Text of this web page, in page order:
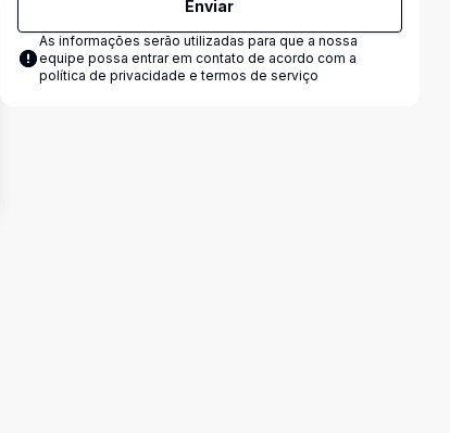
Enviar
As informações serão utilizadas para que a nossa
equipe possa entrar em contato de acordo com a
política de privacidade e termos de serviço